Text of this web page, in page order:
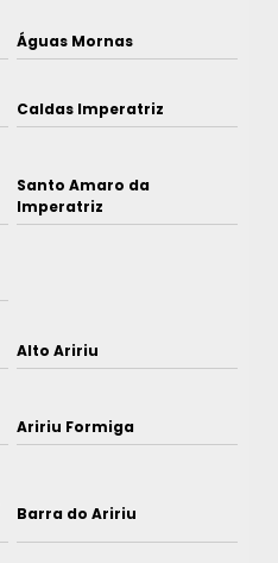
Águas Mornas
Caldas Imperatriz
Santo Amaro da
Imperatriz
Alto Aririu
Aririu Formiga
Barra do Aririu